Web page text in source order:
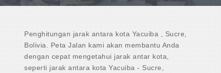
Penghitungan jarak antara kota Yacuiba , Sucre,
Bolivia. Peta Jalan kami akan membantu Anda
dengan cepat mengetahui jarak antar kota,
seperti jarak antara kota Yacuiba - Sucre,